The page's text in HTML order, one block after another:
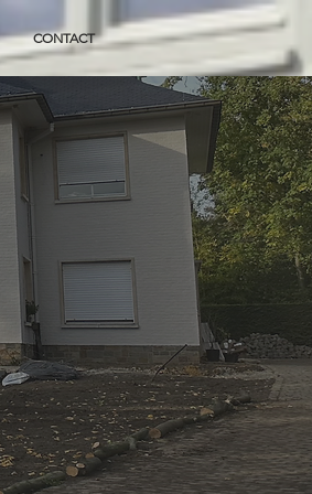
CONTACT